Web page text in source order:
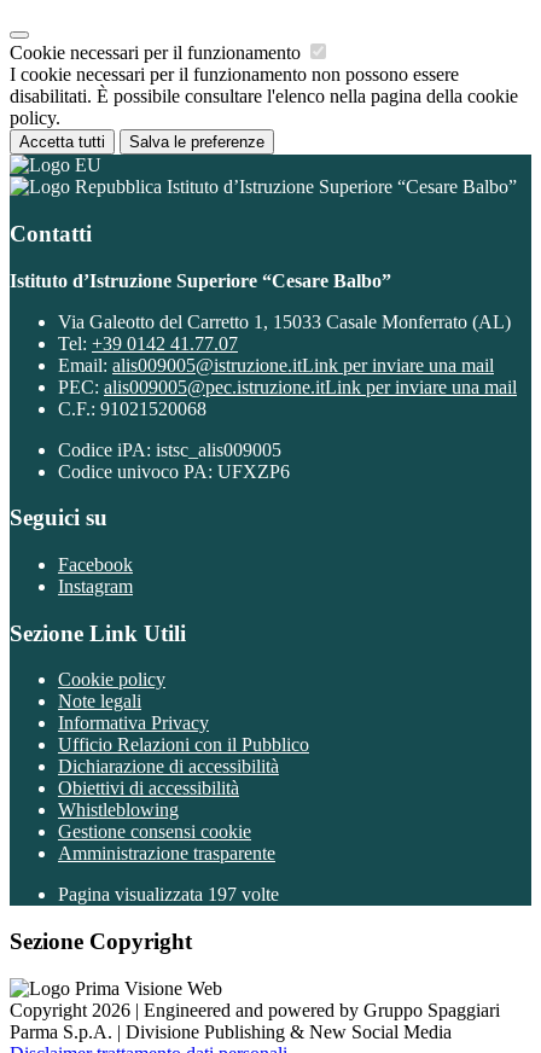
Cookie necessari per il funzionamento
I cookie necessari per il funzionamento non possono essere
disabilitati. È possibile consultare l'elenco nella pagina della cookie
policy.
Accetta tutti Salva le preferenze
Istituto d’Istruzione Superiore “Cesare Balbo”
Contatti
Istituto d’Istruzione Superiore “Cesare Balbo”
Via Galeotto del Carretto 1, 15033 Casale Monferrato (AL)
Tel: +39 0142 41.77.07
Email: alis009005@istruzione.itLink per inviare una mail
PEC: alis009005@pec.istruzione.itLink per inviare una mail
C.F.: 91021520068
Codice iPA: istsc_alis009005
Codice univoco PA: UFXZP6
Seguici su
Facebook
Instagram
Sezione Link Utili
Cookie policy
Note legali
Informativa Privacy
Ufficio Relazioni con il Pubblico
Dichiarazione di accessibilità
Obiettivi di accessibilità
Whistleblowing
Gestione consensi cookie
Amministrazione trasparente
Pagina visualizzata 197 volte
Sezione Copyright
Copyright 2026 | Engineered and powered by Gruppo Spaggiari
Parma S.p.A. | Divisione Publishing & New Social Media